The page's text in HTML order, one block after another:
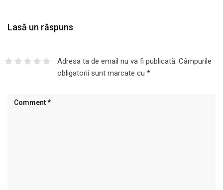
Lasă un răspuns
Adresa ta de email nu va fi publicată. Câmpurile
obligatorii sunt marcate cu *